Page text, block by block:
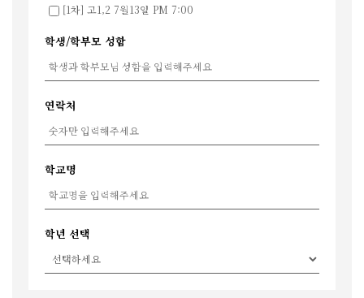
[1차] 고1,2 7월13일 PM 7:00
학생/학부모 성함
연락처
학교명
학년 선택